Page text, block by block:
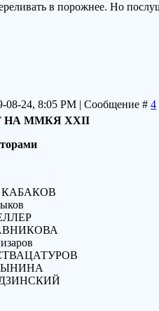
в порожнее. Но
08-24, 8:05 PM | Сообщение # 4
НА ММКЯ XXII
КАБАКОВ